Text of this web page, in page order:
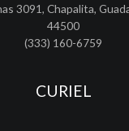
3091, Chapalita,
44500
(333) 160-6759
CURIEL